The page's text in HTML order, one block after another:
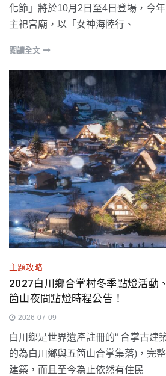
化節」將於10月2日至4日登場，今
主祀宮廟，以「女神海陸行、
閱讀全文
主題攻略
2027白川鄉合掌村冬季點燈活動
箇山夜間點燈時程公告！
2026-07-09
白川鄉是世界遺產註冊的“ 合掌古建
的為白川鄉與五箇山合掌集落)，完
建築，而且至今為止依然有住民